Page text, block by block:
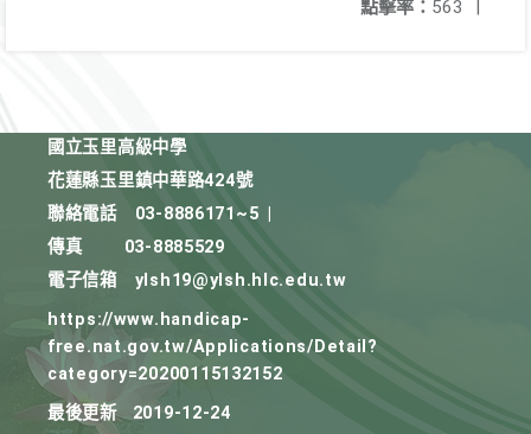
點擊率： 563 |
國立玉里高級中學
花蓮縣玉里鎮中華路424號
聯絡電話
03-8886171~5
傳真
03-8885529
電子信箱
ylsh19@ylsh.hlc.edu.tw
https://www.handicap-
free.nat.gov.tw/Applications/Detail?
category=20200115132152
最後更新
2019-12-24